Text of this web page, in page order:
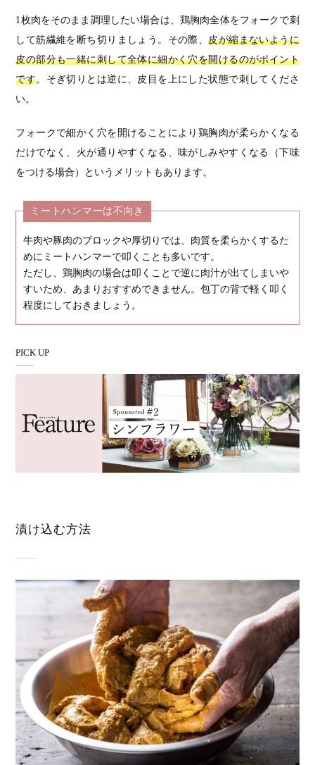
1枚肉をそのまま調理したい場合は、鶏胸肉全体をフォークで刺
して筋繊維を断ち切りましょう。その際、皮が縮まないように
皮の部分も一緒に刺して全体に細かく穴を開けるのがポイント
です。そぎ切りとは逆に、皮目を上にした状態で刺してくださ
い。
フォークで細かく穴を開けることにより鶏胸肉が柔らかくなる
だけでなく、火が通りやすくなる、味がしみやすくなる（下味
をつける場合）というメリットもあります。
ミートハンマーは不向き
牛肉や豚肉のブロックや厚切りでは、肉質を柔らかくするた
めにミートハンマーで叩くことも多いです。
ただし、鶏胸肉の場合は叩くことで逆に肉汁が出てしまいや
すいため、あまりおすすめできません。包丁の背で軽く叩く
程度にしておきましょう。
PICK UP
漬け込む方法